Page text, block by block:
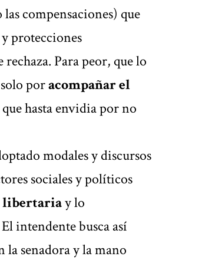
compensaciones) que
protecciones
Para peor, que lo
poracompañar el
hasta envidia por no
modales y discursos
sociales y políticos
y lo
intendente busca así
la senadora y la mano